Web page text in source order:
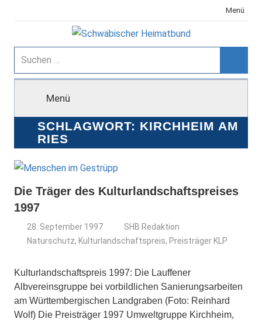
Inhalt
Menü
Schwäbischer
Heimatbund
Suchen
nach:
Menü
SCHLAGWORT: KIRCHHEIM AM
RIES
Die Träger des Kulturlandschaftspreises
1997
28. September 1997
SHB Redaktion
Naturschutz, Kulturlandschaftspreis, Preisträger KLP
Kulturlandschaftspreis 1997: Die Lauffener
Albvereinsgruppe bei vorbildlichen Sanierungsarbeiten
am Württembergischen Landgraben (Foto: Reinhard
Wolf) Die Preisträger 1997 Umweltgruppe Kirchheim,